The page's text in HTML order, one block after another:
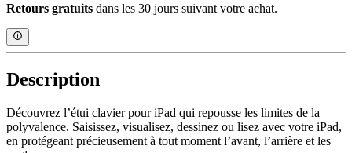
Retours gratuits dans les 30 jours suivant votre achat.
Description
Découvrez l’étui clavier pour iPad qui repousse les limites de la
polyvalence. Saisissez, visualisez, dessinez ou lisez avec votre iPad,
en protégeant précieusement à tout moment l’avant, l’arrière et les